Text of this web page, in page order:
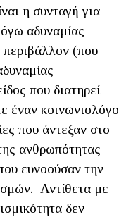
η συνταγή για
αδυναμίας
(που
που διατηρεί
έναν κοινωνιολόγο
που άντεξαν στο
ανθρωπότητας
ευνοούσαν την
Αντίθετα με
δεν